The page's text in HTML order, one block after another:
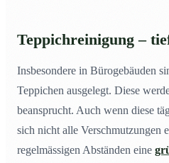
Teppichreinigung –
Insbesondere in Bürogebäuden
Teppichen ausgelegt. Diese
beansprucht. Auch wenn diese
sich nicht alle Verschmutzungen
regelmässigen Abständen eine